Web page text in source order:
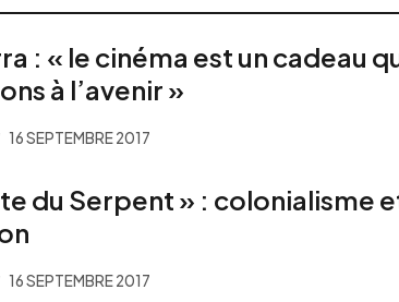
: « le cinéma est un cadeau
à l’avenir »
16 SEPTEMBRE 2017
du Serpent » : colonialisme
16 SEPTEMBRE 2017